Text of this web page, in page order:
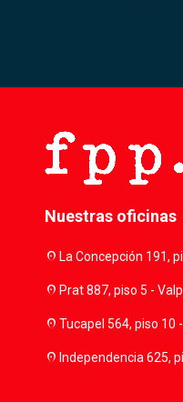
Nuestras oficinas
location_onLa Concepción 191,
location_onPrat 887, piso 5 -
location_onTucapel 564, piso 10
location_onIndependencia 625,